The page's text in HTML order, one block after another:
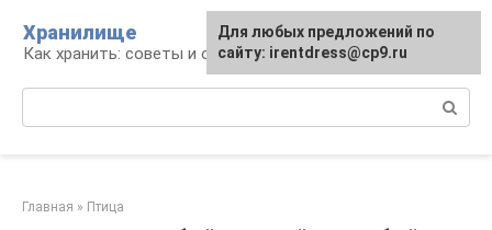
контенту
Хранилище
Как хранить: советы и опыт
Главная » Птица
Для любых предложений по
сайту: irentdress@cp9.ru